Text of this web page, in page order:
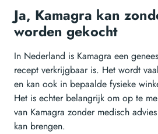
Ja, Kamagra kan
worden gekocht
In Nederland is Kamagra een
recept verkrijgbaar is. Het wordt
en kan ook in bepaalde fysieke
Het is echter belangrijk om op te
van Kamagra zonder medisch
kan brengen.